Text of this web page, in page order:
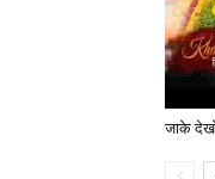
जाके